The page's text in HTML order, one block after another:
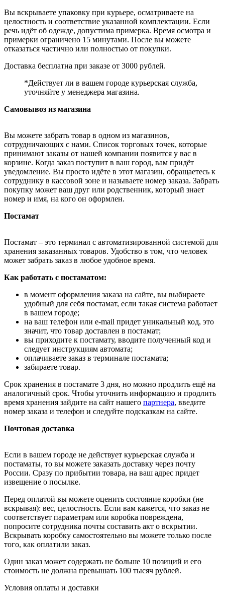
Вы вскрываете упаковку при курьере, осматриваете на
целостность и соответствие указанной комплектации. Если
речь идёт об одежде, допустима примерка. Время осмотра и
примерки ограничено 15 минутами. После вы можете
отказаться частично или полностью от покупки.
Доставка бесплатна при заказе от 3000 рублей.
*Действует ли в вашем городе курьерская служба,
уточняйте у менеджера магазина.
Самовывоз из магазина
Вы можете забрать товар в одном из магазинов,
сотрудничающих с нами. Список торговых точек, которые
принимают заказы от нашей компании появится у вас в
корзине. Когда заказ поступит в ваш город, вам придёт
уведомление. Вы просто идёте в этот магазин, обращаетесь к
сотруднику в кассовой зоне и называете номер заказа. Забрать
покупку может ваш друг или родственник, который знает
номер и имя, на кого он оформлен.
Постамат
Постамат – это терминал с автоматизированной системой для
хранения заказанных товаров. Удобство в том, что человек
может забрать заказ в любое удобное время.
Как работать с постаматом:
в момент оформления заказа на сайте, вы выбираете
удобный для себя постамат, если такая система работает
в вашем городе;
на ваш телефон или e-mail придет уникальный код, это
значит, что товар доставлен в постамат;
вы приходите к постамату, вводите полученный код и
следует инструкциям автомата;
оплачиваете заказ в терминале постамата;
забираете товар.
Срок хранения в постамате 3 дня, но можно продлить ещё на
аналогичный срок. Чтобы уточнить информацию и продлить
время хранения зайдите на сайт нашего партнера, введите
номер заказа и телефон и следуйте подсказкам на сайте.
Почтовая доставка
Если в вашем городе не действует курьерская служба и
постаматы, то вы можете заказать доставку через почту
России. Сразу по прибытии товара, на ваш адрес придет
извещение о посылке.
Перед оплатой вы можете оценить состояние коробки (не
вскрывая): вес, целостность. Если вам кажется, что заказ не
соответствует параметрам или коробка повреждена,
попросите сотрудника почты составить акт о вскрытии.
Вскрывать коробку самостоятельно вы можете только после
того, как оплатили заказ.
Один заказ может содержать не больше 10 позиций и его
стоимость не должна превышать 100 тысяч рублей.
Условия оплаты и доставки